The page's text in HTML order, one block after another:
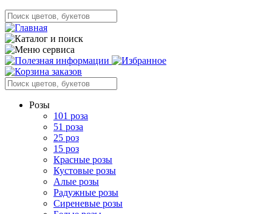
Розы
101 роза
51 роза
25 роз
15 роз
Красные розы
Кустовые розы
Алые розы
Радужные розы
Сиреневые розы